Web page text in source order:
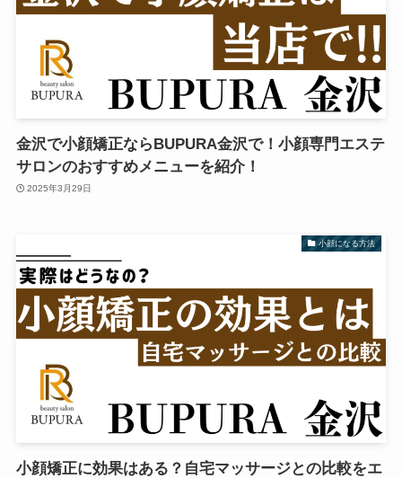
金沢で小顔矯正ならBUPURA金沢で！小顔専門エステ
サロンのおすすめメニューを紹介！
2025年3月29日
小顔になる方法
小顔矯正に効果はある？自宅マッサージとの比較をエ